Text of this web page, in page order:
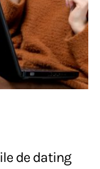
de dating